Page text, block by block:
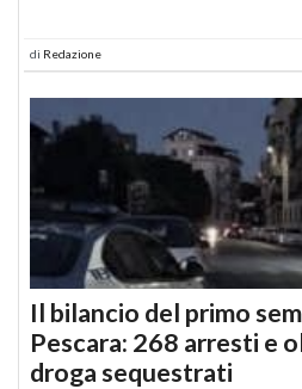
di Redazione
Il bilancio del primo
Pescara: 268 arresti e
droga sequestrati